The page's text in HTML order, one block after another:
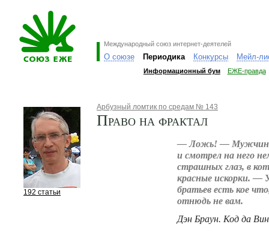
Международный союз интернет-деятелей
О союзе Периодика Конкурсы Мейл-
Информационный бум ЕЖЕ-правда
192 статьи
Арбузный ломтик по средам № 143
Право на фрактал
— Ложь! — Мужчина
и смотрел на него
страшных глаз, в
красные искорки. —
братьев есть кое
отнюдь не вам.
Дэн Браун. Код да